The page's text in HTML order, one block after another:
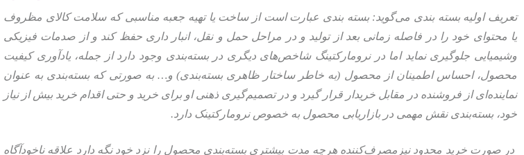
تعریف اولیه بسته‌ بندی می‌گوید: بسته‌ بندی عبارت است از ساخت یا تهیه جعبه مناسبی که سلامت کالای مظروف
یا محتوای خود را در فاصله زمانی بعد از تولید و در مراحل حمل و نقل، انبار داری حفظ کند و از صدمات فیزیکی
وشیمیایی جلوگیری نماید اما در نرومارکتینگ شاخص‌های دیگری در بسته‌بندی وجود دارد از جمله، یادآوری کیفیت
محصول، احساس اطمینان از محصول (به خاطر ساختار ظاهری بسته‌بندی) و… به صورتی که بسته‌بندی به عنوان
نماینده‌ای از فروشنده در مقابل خریدار قرار گیرد و در تصمیم‌گیری ذهنی او برای خرید و حتی اقدام خرید بیش از نیاز
خود، بسته‌بندی نقش مهمی در بازاریابی محصول به خصوص نرومارکتینک دارد.
در صورت خرید محدود نیزمصرف‌کننده هرچه مدت بیشتری بسته‌بندی محصول را نزد خود نگه دارد علاقه ناخودآگاه